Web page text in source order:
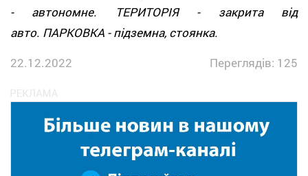
- автономне. ТЕРИТОРІЯ - закрита від
авто. ПАРКОВКА - підземна, стоянка.
22.12.2022
Переглядів: 125